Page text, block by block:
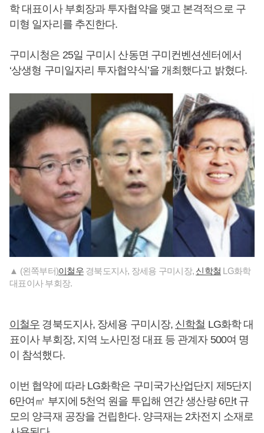
학 대표이사 부회장과 투자협약을 맺고 본격적으로 구
미형 일자리를 추진한다.
구미시청은 25일 구미시 산동면 구미컨벤션센터에서
‘상생형 구미일자리 투자협약식’을 개최했다고 밝혔다.
▲ (왼쪽부터)이철우경북도지사, 장세용 구미시장, 신학철 LG화학
대표이사 부회장.
이철우 경북도지사, 장세용 구미시장, 신학철 LG화학 대
표이사 부회장, 지역 노사민정 대표 등 관계자 500여 명
이 참석했다.
이번 협약에 따라 LG화학은 구미국가산업단지 제5단지
6만여㎡ 부지에 5천억 원을 투입해 연간 생산량 6만t 규
모의 양극재 공장을 건립한다. 양극재는 2차전지 소재로